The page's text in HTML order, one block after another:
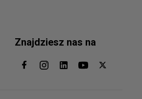
Znajdziesz nas na